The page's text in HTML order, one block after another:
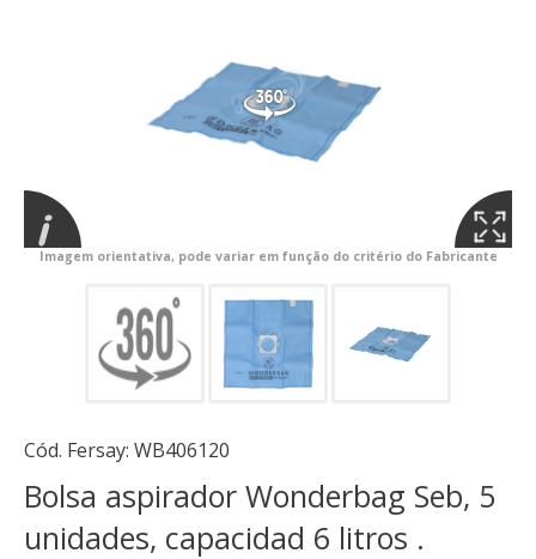
Imagem orientativa, pode variar em função do critério do Fabricante
Cód. Fersay: WB406120
Bolsa aspirador Wonderbag Seb, 5
unidades, capacidad 6 litros .